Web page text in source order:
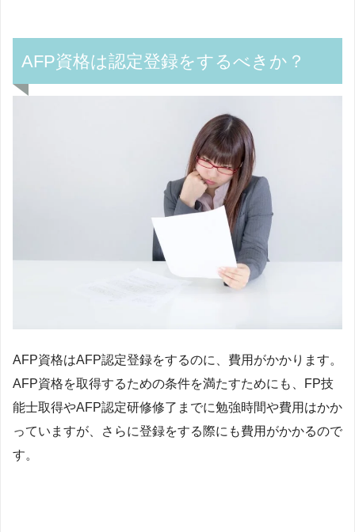
AFP資格は認定登録をするべきか？
AFP資格はAFP認定登録をするのに、費用がかかります。
AFP資格を取得するための条件を満たすためにも、FP技
能士取得やAFP認定研修修了までに勉強時間や費用はかか
っていますが、さらに登録をする際にも費用がかかるので
す。